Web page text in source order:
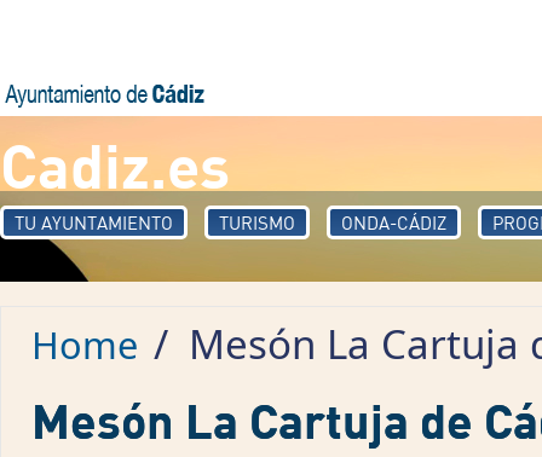
Cadiz.es
TU AYUNTAMIENTO TURISMO ONDA-CÁDIZ
Home / Mesón La Cartuja
Mesón La Cartuja de